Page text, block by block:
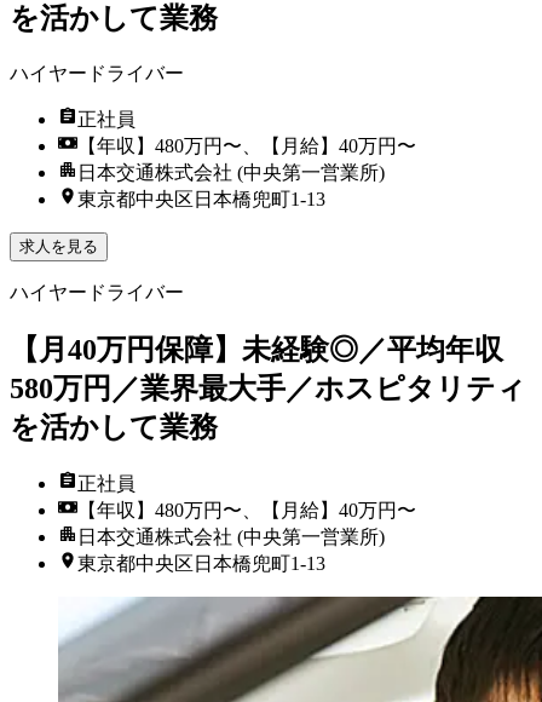
を活かして業務
ハイヤードライバー
正社員
【年収】480万円〜、【月給】40万円〜
日本交通株式会社 (中央第一営業所)
東京都中央区日本橋兜町1-13
求人を見る
ハイヤードライバー
【月40万円保障】未経験◎／平均年収
580万円／業界最大手／ホスピタリティ
を活かして業務
正社員
【年収】480万円〜、【月給】40万円〜
日本交通株式会社 (中央第一営業所)
東京都中央区日本橋兜町1-13